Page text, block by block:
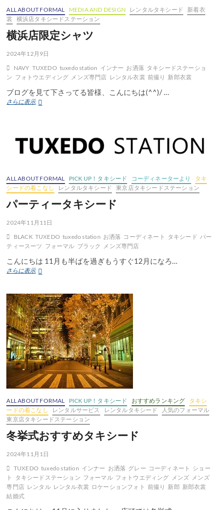
ー
ド
の
お
知
ら
ALL ABOUT FORMAL MEDIA AND DESIGN レンタルタキシード
新着衣
裳 横浜店タキシードステーション
横浜店限定シャツ
2024年12月9日
NAVY TUXEDO tuxedo station インナー お洒落 タキシードステーショ
ン フォトウエディング メンズ専門店 レンタル衣裳 前撮り 新郎衣裳
ブログを見て下さってる皆様、こんにちは(^^)/ …
さらに表示横
定
ャ
ALL ABOUT FORMAL PICK UP！タキシード コーディネーターより
タキ
シードの着こなし
レンタルタキシード 東京店タキシードステーション
パーティータキシード
2024年11月11日
BLACK TUXEDO tuxedo station お洒落 コーディネート タキシード パー
ティースーツ フォーマル ブラック メンズ専門店
こんにちは 11月も半ばを過ぎもうすぐ12月になろ…
さらに表示パ
ィ
ー
タ
キ
シ
ー
ド
ALL ABOUT FORMAL PICK UP！タキシード おすすめランキング
タキシ
ードの着こなし
レンタルサービス レンタルタキシード
人気のフォーマル
東京店タキシードステーション
冬挙式おすすめタキシード
2024年11月1日
TUXEDO tuxedo station インナー お洒落 グレー コーディネート ショー
ト
タキシードステーション フォーマル フォトウエディング メンズ メンズ
専門店 レンタル レンタル衣裳 ロケーションフォト 前撮り 新郎 新郎衣裳
結婚式